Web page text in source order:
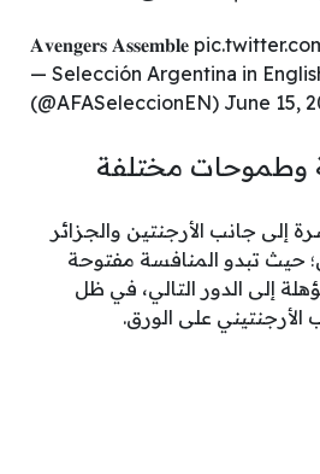
𝐀𝐯𝐞𝐧𝐠𝐞𝐫𝐬 𝐀𝐬𝐬𝐞𝐦𝐛𝐥𝐞
— Selección Argentina in
(@AFASeleccionEN) June 15,
وطموحات مختلفة
إلى جانب الأرجنتين والجزائر
حيث تبدو المنافسة مفتوحة
إلى الدور التالي، في ظل
على الورق.